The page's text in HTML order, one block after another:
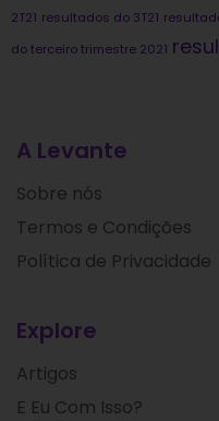
2T21 resultados do 3T21
do terceiro trimestre 2021
A Levante
Sobre nós
Termos e Condições
Política de Privacidade
Explore
Artigos
E Eu Com Isso?